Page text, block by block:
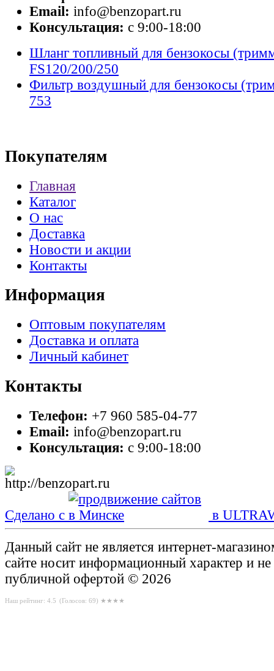
Email: info@benzopart.ru
Консультация: с 9:00-18:00
Шланг топливный для бензокосы
FS120/200/250
Фильтр воздушный для бензокосы
753
Покупателям
Главная
Каталог
О нас
Доставка
Новости и акции
Контакты
Информация
Оптовым покупателям
Доставка и оплата
Личный кабинет
Контакты
Телефон: +7 960 585-04-77
Email: info@benzopart.ru
Консультация: с 9:00-18:00
Сделано с в
Данный сайт не является интернет-
сайте носит информационный характер и не
публичной офертой © 2026
Наш рейтинг: 4.5 (Голосов: 69) ★★★★